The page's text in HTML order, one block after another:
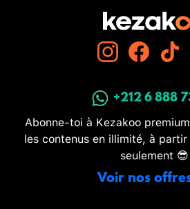
+212 6 888
Abonne-toi à Kezakoo
les contenus en illimité, à
seulement 😎
Voir nos